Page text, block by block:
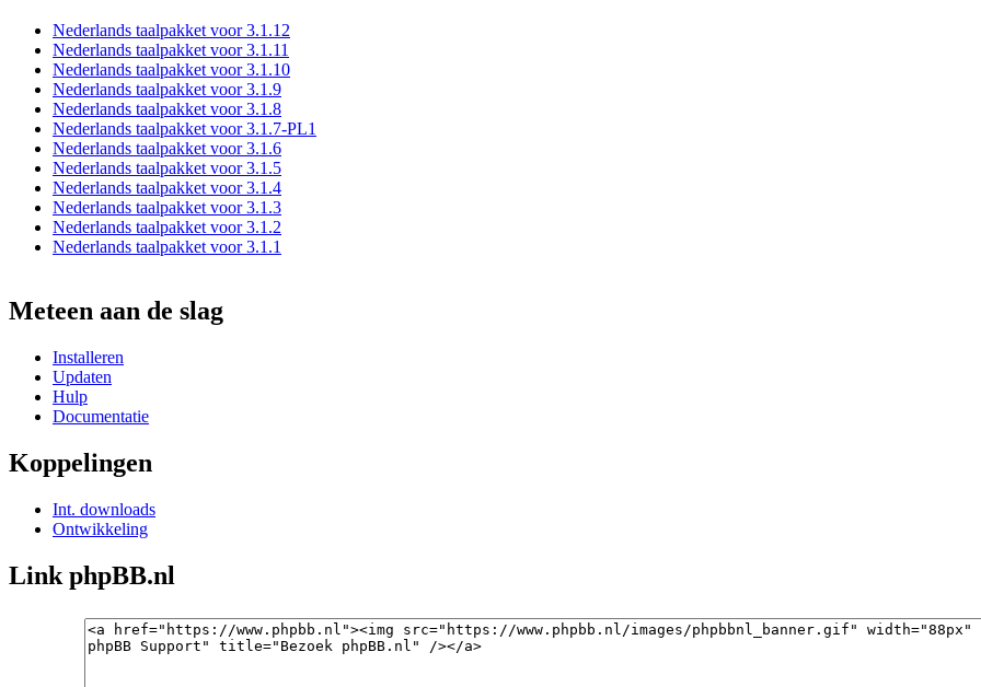
Nederlands taalpakket voor 3.1.12
Nederlands taalpakket voor 3.1.11
Nederlands taalpakket voor 3.1.10
Nederlands taalpakket voor 3.1.9
Nederlands taalpakket voor 3.1.8
Nederlands taalpakket voor 3.1.7-PL1
Nederlands taalpakket voor 3.1.6
Nederlands taalpakket voor 3.1.5
Nederlands taalpakket voor 3.1.4
Nederlands taalpakket voor 3.1.3
Nederlands taalpakket voor 3.1.2
Nederlands taalpakket voor 3.1.1
Meteen aan de slag
Installeren
Updaten
Hulp
Documentatie
Koppelingen
Int. downloads
Ontwikkeling
Link phpBB.nl